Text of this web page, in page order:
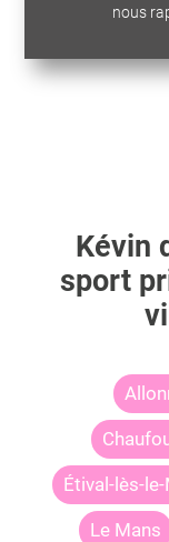
nous
Kévin
sport
Étival-lès-
Le Mans